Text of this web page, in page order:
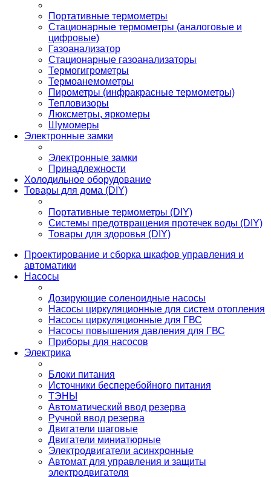
Портативные термометры
Стационарные термометры (аналоговые и
цифровые)
Газоанализатор
Стационарные газоанализаторы
Термогигрометры
Термоанемометры
Пирометры (инфракрасные термометры)
Тепловизоры
Люксметры, яркомеры
Шумомеры
Электронные замки
Электронные замки
Принадлежности
Холодильное оборудование
Товары для дома (DIY)
Портативные термометры (DIY)
Системы предотвращения протечек воды (DIY)
Товары для здоровья (DIY)
Проектирование и сборка шкафов управления и
автоматики
Насосы
Дозирующие соленоидные насосы
Насосы циркуляционные для систем отопления
Насосы циркуляционные для ГВС
Насосы повышения давления для ГВС
Приборы для насосов
Электрика
Блоки питания
Источники бесперебойного питания
ТЭНЫ
Автоматический ввод резерва
Ручной ввод резерва
Двигатели шаговые
Двигатели миниатюрные
Электродвигатели асинхронные
Автомат для управления и защиты
электродвигателя